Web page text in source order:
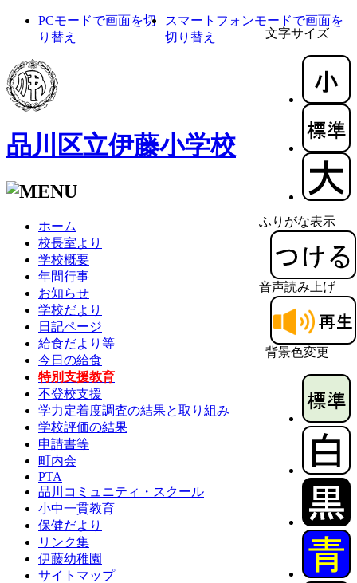
文字サイズ
ふりがな表示
音声読み上げ
背景色変更
PCモードで画面を切
り替え
スマートフォンモードで画面を
切り替え
品川区立伊藤小学校
ホーム
校長室より
学校概要
年間行事
お知らせ
学校だより
日記ページ
給食だより等
今日の給食
特別支援教育
不登校支援
学力定着度調査の結果と取り組み
学校評価の結果
申請書等
町内会
PTA
品川コミュニティ・スクール
小中一貫教育
保健だより
リンク集
伊藤幼稚園
サイトマップ